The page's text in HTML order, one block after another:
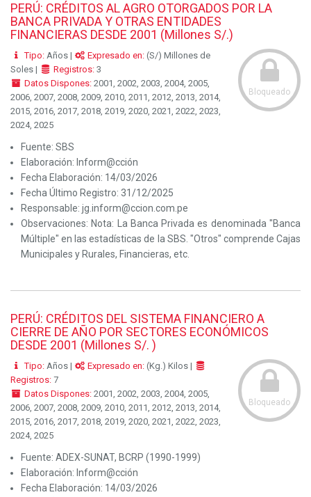
PERÚ: CRÉDITOS AL AGRO OTORGADOS POR LA
BANCA PRIVADA Y OTRAS ENTIDADES
FINANCIERAS DESDE 2001 (Millones S/.)
Bloqueado
Tipo:Años | Expresado en: (S/) Millones de
Soles |
Registros:3
Datos Dispones:2001, 2002, 2003, 2004, 2005,
2006, 2007, 2008, 2009, 2010, 2011, 2012, 2013, 2014,
2015, 2016, 2017, 2018, 2019, 2020, 2021, 2022, 2023,
2024, 2025
Fuente: SBS
Elaboración: Inform@cción
Fecha Elaboración: 14/03/2026
Fecha Último Registro: 31/12/2025
Responsable: jg.inform@ccion.com.pe
Observaciones: Nota: La Banca Privada es denominada "Banca
Múltiple" en las estadísticas de la SBS. "Otros" comprende Cajas
Municipales y Rurales, Financieras, etc.
PERÚ: CRÉDITOS DEL SISTEMA FINANCIERO A
CIERRE DE AÑO POR SECTORES ECONÓMICOS
DESDE 2001 (Millones S/. )
Bloqueado
Tipo:Años | Expresado en: (Kg.) Kilos |
Registros: 7
Datos Dispones:2001, 2002, 2003, 2004, 2005,
2006, 2007, 2008, 2009, 2010, 2011, 2012, 2013, 2014,
2015, 2016, 2017, 2018, 2019, 2020, 2021, 2022, 2023,
2024, 2025
Fuente: ADEX-SUNAT, BCRP (1990-1999)
Elaboración: Inform@cción
Fecha Elaboración: 14/03/2026